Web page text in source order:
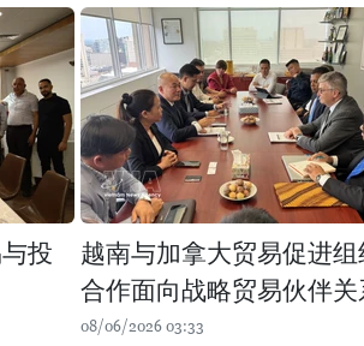
投
越南与加拿大贸易促进组
合作面向战略贸易伙伴关
08/06/2026 03:33